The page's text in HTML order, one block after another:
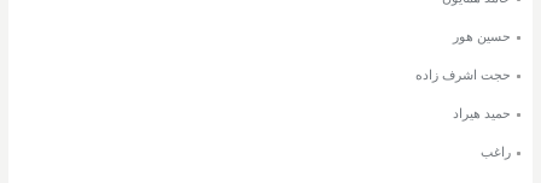
حسین هور
حجت اشرف زاده
حمید هیراد
راغب